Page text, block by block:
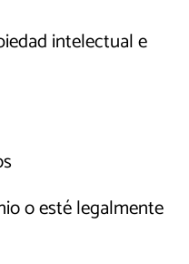
intelectual e
o esté legalmente